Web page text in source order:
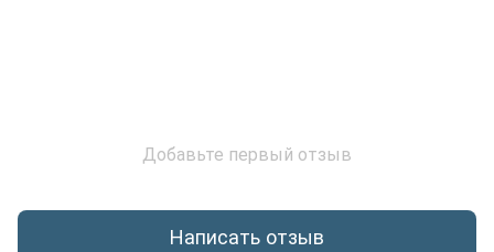
Добавьте первый отзыв
Написать отзыв